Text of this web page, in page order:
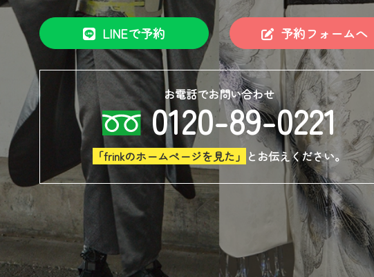
LINEで予約 予約フォームへ
お電話でお問い合わせ
0120-89-0221
「frinkのホームページを見た」 と お伝えください。